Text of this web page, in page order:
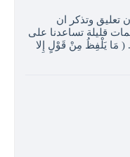
تعليق وتذكر ان
قليلة تساعدنا على
( مَا يَلْفِظُ مِنْ قَوْلٍ إِلا